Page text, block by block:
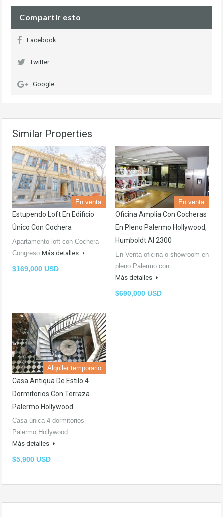
Compartir esto
Facebook
Twitter
Google
Similar Properties
En venta
Estupendo Loft En Edificio
Único Con Cochera
Apartamento loft con Cochera
Congreso Más detalles
$169,000 USD
En venta
Oficina Amplia Con Cocheras
En Pleno Palermo Hollywood,
Humboldt Al 2300
En Venta oficina o showroom en
pleno Palermo con…
Más detalles
$690,000 USD
Alquiler temporario
Casa Antiqua De Estilo 4
Dormitorios Con Terraza
Palermo Hollywood
Casa única 4 dormitorios
Palermo Hollywood
Más detalles
$5,900 USD